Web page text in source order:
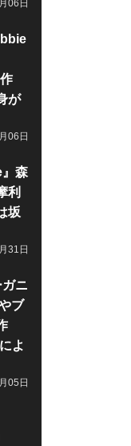
06日
が
06日
森
利
坂
31日
ニ
ブ
よ
05日